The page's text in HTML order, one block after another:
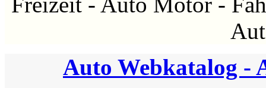
Auto Webkatalog -